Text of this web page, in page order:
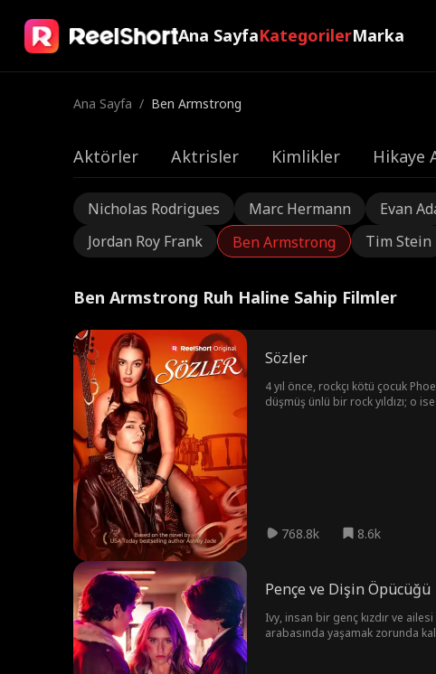
Ana SayfaKategorilerMarka
Ana Sayfa / Ben Armstrong
Aktörler Aktrisler Kimlikler Hikaye
Nicholas Rodrigues Marc Hermann Evan
Jordan Roy Frank
Ben Armstrong Tim Stein
Ben Armstrong Ruh Haline Sahip Filmler
Sözler
4 yıl önce, rockçı kötü çocuk
düşmüş ünlü bir rock yıldızı; o
768.8k 8.6k
Pençe ve Dişin Öpücüğü
Ivy, insan bir genç kızdır ve
arabasında yaşamak zorunda